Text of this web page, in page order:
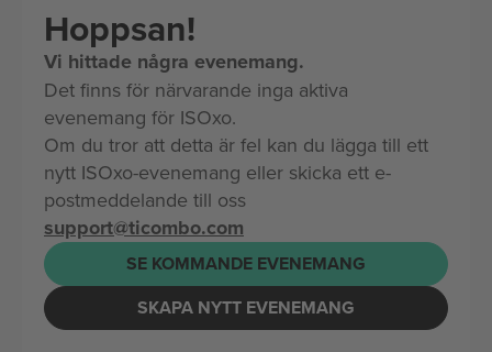
Hoppsan!
Vi hittade några evenemang.
Det finns för närvarande inga aktiva
evenemang för ISOxo.
Om du tror att detta är fel kan du lägga till ett
nytt ISOxo-evenemang eller skicka ett e-
postmeddelande till oss
support@ticombo.com
SE KOMMANDE EVENEMANG
SKAPA NYTT EVENEMANG